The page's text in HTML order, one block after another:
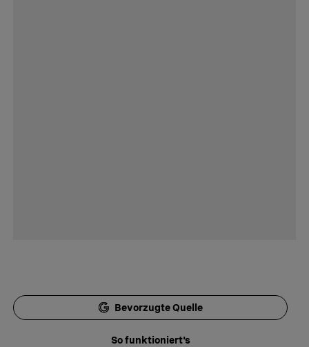
Bevorzugte Quelle
So funktioniert's